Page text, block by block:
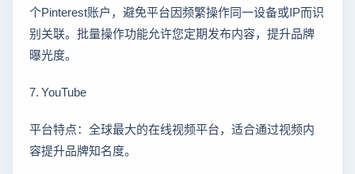
个Pinterest账户，避免平台因频繁操作同一设备或IP而识
别关联。批量操作功能允许您定期发布内容，提升品牌
曝光度。
7. YouTube
平台特点：全球最大的在线视频平台，适合通过视频内
容提升品牌知名度。